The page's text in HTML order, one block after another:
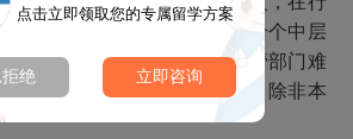
年再入行到实践机构至少能给个中层
在于：要进入这几个行业主管部门难
背景依托，本科生想进较难，除非本
点击立即领取您的专属留学方案
绝 立即咨询